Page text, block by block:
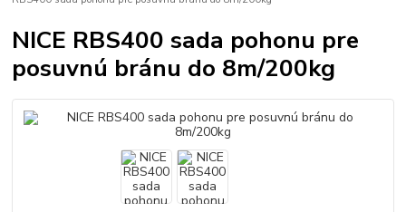
NICE RBS400 sada pohonu pre
posuvnú bránu do 8m/200kg